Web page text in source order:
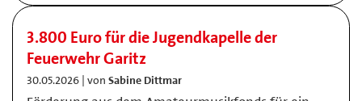
3.800 Euro für die Jugendkapelle der
Feuerwehr Garitz
30.05.2026 | von Sabine Dittmar